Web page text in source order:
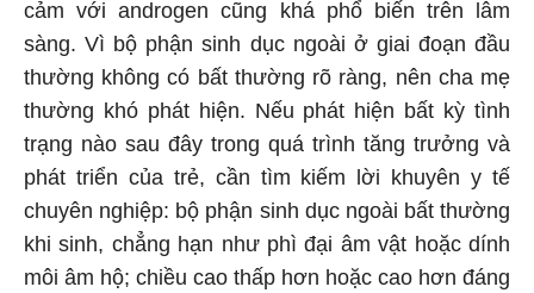
cảm với androgen cũng khá phổ biến trên lâm
sàng. Vì bộ phận sinh dục ngoài ở giai đoạn đầu
thường không có bất thường rõ ràng, nên cha mẹ
thường khó phát hiện. Nếu phát hiện bất kỳ tình
trạng nào sau đây trong quá trình tăng trưởng và
phát triển của trẻ, cần tìm kiếm lời khuyên y tế
chuyên nghiệp: bộ phận sinh dục ngoài bất thường
khi sinh, chẳng hạn như phì đại âm vật hoặc dính
môi âm hộ; chiều cao thấp hơn hoặc cao hơn đáng